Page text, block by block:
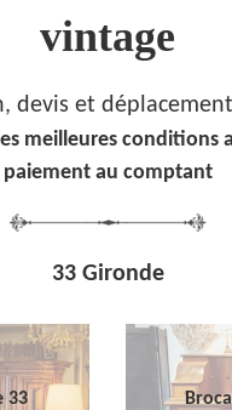
vintage
devis et
meilleures conditions
paiement au comptant
33 Gironde
33